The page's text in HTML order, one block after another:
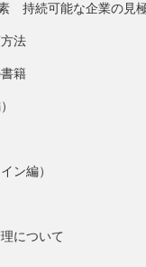
持続可能な企業の見
法
籍
ン編）
について